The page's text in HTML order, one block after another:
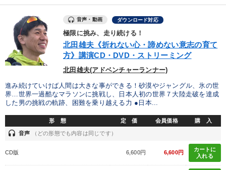
音声・動画 ダウンロード対応
極限に挑み、走り続ける！
北田雄夫《折れない心・諦めない意志の育て
方》講演CD・DVD・ストリーミング
北田雄夫(アドベンチャーランナー)
進み続けていけば人間は大きな事ができる！砂漠やジャングル、氷の世
界…世界一過酷なマラソンに挑戦し、日本人初の世界７大陸走破を達成
した男の挑戦の軌跡、困難を乗り越える力 ●日本...
形 態 定 価 会員価格 購 入
headset 音声 （どの形態でも内容は同じです）
CD版 6,600円 6,600円
カートに
入れる